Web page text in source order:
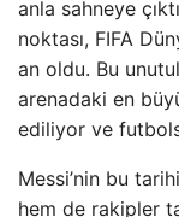
anla sahneye
noktası, FIFA
an oldu. Bu
arenadaki en
ediliyor ve
Messi’nin bu
hem de rakipler